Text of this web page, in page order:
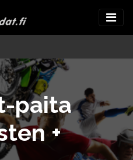
paita
+